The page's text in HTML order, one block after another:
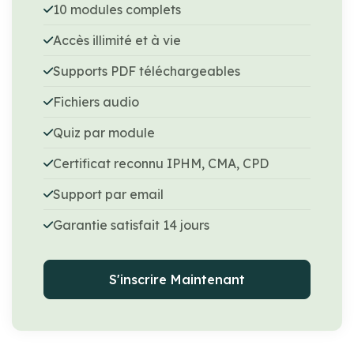
10 modules complets
Accès illimité et à vie
Supports PDF téléchargeables
Fichiers audio
Quiz par module
Certificat reconnu IPHM, CMA, CPD
Support par email
Garantie satisfait 14 jours
S'inscrire Maintenant